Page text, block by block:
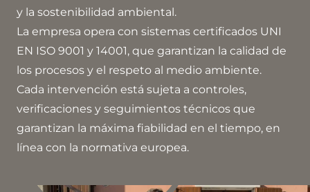
y la sostenibilidad ambiental.
La empresa opera con sistemas certificados UNI
EN ISO 9001 y 14001, que garantizan la calidad de
los procesos y el respeto al medio ambiente.
Cada intervención está sujeta a controles,
verificaciones y seguimientos técnicos que
garantizan la máxima fiabilidad en el tiempo, en
línea con la normativa europea.